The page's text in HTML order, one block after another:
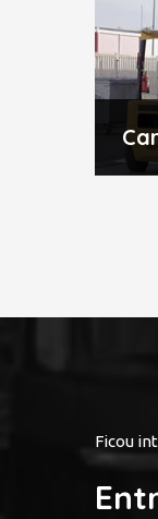
Ficou